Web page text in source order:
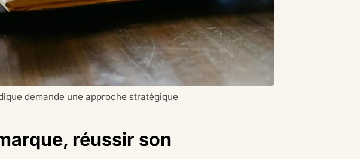
demande une approche stratégique
réussir son